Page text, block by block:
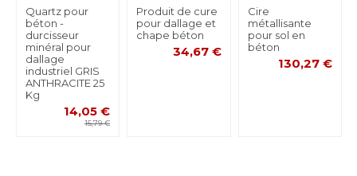
Quartz pour
béton -
durcisseur
minéral pour
dallage
industriel GRIS
ANTHRACITE 25
Kg
14,05 €
15,79 €
Produit de cure
pour dallage et
chape béton
34,67 €
Cire
métallisante
pour sol en
béton
130,27 €